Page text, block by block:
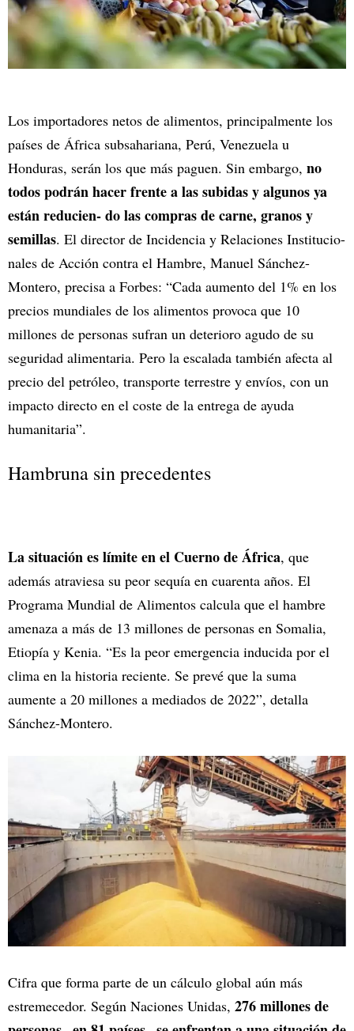
Los importadores netos de alimentos, principalmente los
países de África subsahariana, Perú, Venezuela u
Honduras, serán los que más paguen. Sin embargo, no
todos podrán hacer frente a las subidas y algunos ya
están reducien- do las compras de carne, granos y
semillas. El director de Incidencia y Relaciones Institucio-
nales de Acción contra el Hambre, Manuel Sánchez-
Montero, precisa a Forbes: “Cada aumento del 1% en los
precios mundiales de los alimentos provoca que 10
millones de personas sufran un deterioro agudo de su
seguridad alimentaria. Pero la escalada también afecta al
precio del petróleo, transporte terrestre y envíos, con un
impacto directo en el coste de la entrega de ayuda
humanitaria”.
Hambruna sin precedentes
La situación es límite en el Cuerno de África, que
además atraviesa su peor sequía en cuarenta años. El
Programa Mundial de Alimentos calcula que el hambre
amenaza a más de 13 millones de personas en Somalia,
Etiopía y Kenia. “Es la peor emergencia inducida por el
clima en la historia reciente. Se prevé que la suma
aumente a 20 millones a mediados de 2022”, detalla
Sánchez-Montero.
Cifra que forma parte de un cálculo global aún más
estremecedor. Según Naciones Unidas, 276 millones de